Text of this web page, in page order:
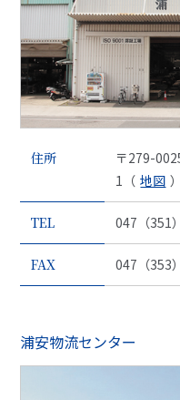
住所
〒279-
1（ 地図 ）
TEL 047（351
FAX 047（353
浦安物流センター